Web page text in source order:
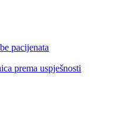
pacijenata
prema uspješnosti